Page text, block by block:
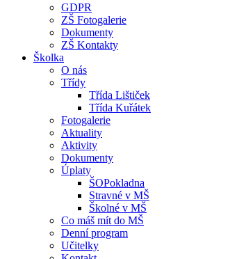
GDPR
ZŠ Fotogalerie
Dokumenty
ZŠ Kontakty
Školka
O nás
Třídy
Třída Lištiček
Třída Kuřátek
Fotogalerie
Aktuality
Aktivity
Dokumenty
Úplaty
ŠOPokladna
Stravné v MŠ
Školné v MŠ
Co máš mít do MŠ
Denní program
Učitelky